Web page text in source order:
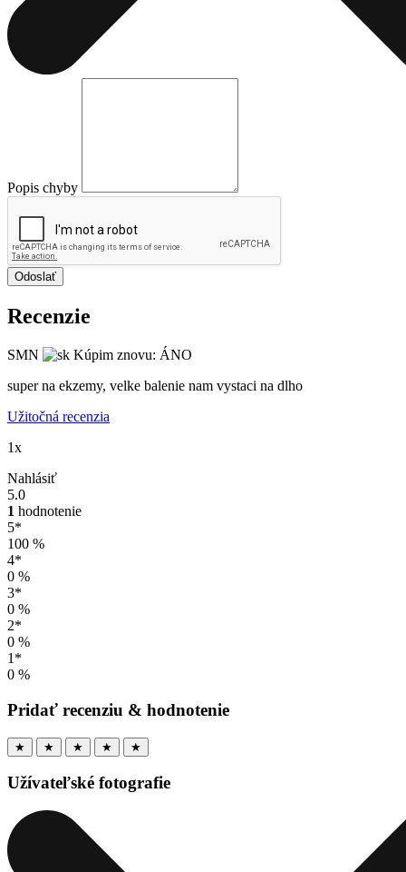
Popis chyby
Odoslať
Recenzie
SMN
Kúpim znovu: ÁNO
super na ekzemy, velke balenie nam vystaci na dlho
Užitočná recenzia
1x
Nahlásiť
5.0
1 hodnotenie
5*
100 %
4*
0 %
3*
0 %
2*
0 %
1*
0 %
Pridať recenziu & hodnotenie
★ ★ ★ ★ ★
Užívateľské fotografie